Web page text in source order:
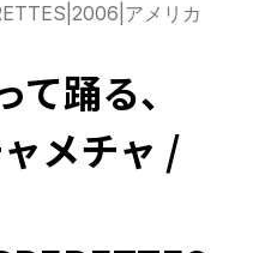
2006 アメリカ
踊る、
メチャ /